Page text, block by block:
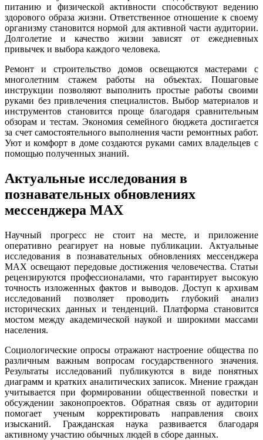
питанию и физической активности способствуют ведению
здорового образа жизни. Ответственное отношение к своему
организму становится нормой для активной части аудитории.
Долголетие и качество жизни зависят от ежедневных
привычек и выбора каждого человека.
Ремонт и строительство домов освещаются мастерами с
многолетним стажем работы на объектах. Пошаговые
инструкции позволяют выполнить простые работы своими
руками без привлечения специалистов. Выбор материалов и
инструментов становится проще благодаря сравнительным
обзорам и тестам. Экономия семейного бюджета достигается
за счет самостоятельного выполнения части ремонтных работ.
Уют и комфорт в доме создаются руками самих владельцев с
помощью полученных знаний.
Актуальные исследования в
познавательных обновлениях
мессенджера MAX
Научный прогресс не стоит на месте, и приложение
оперативно реагирует на новые публикации. Актуальные
исследования в познавательных обновлениях мессенджера
MAX освещают передовые достижения человечества. Статьи
рецензируются профессионалами, что гарантирует высокую
точность изложенных фактов и выводов. Доступ к архивам
исследований позволяет проводить глубокий анализ
исторических данных и тенденций. Платформа становится
мостом между академической наукой и широкими массами
населения.
Социологические опросы отражают настроение общества по
различным важным вопросам государственного значения.
Результаты исследований публикуются в виде понятных
диаграмм и кратких аналитических записок. Мнение граждан
учитывается при формировании общественной повестки и
обсуждении законопроектов. Обратная связь от аудитории
помогает ученым корректировать направления своих
изысканий. Гражданская наука развивается благодаря
активному участию обычных людей в сборе данных.